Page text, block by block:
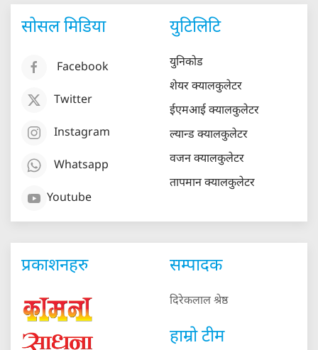
सोसल मिडिया
Facebook
Twitter
Instagram
Whatsapp
Youtube
युटिलिटि
युनिकोड
शेयर क्यालकुलेटर
ईएमआई क्यालकुलेटर
ल्यान्ड क्यालकुलेटर
वजन क्यालकुलेटर
तापमान क्यालकुलेटर
प्रकाशनहरु सम्पादक
दिरेकलाल श्रेष्ठ
हाम्रो टीम